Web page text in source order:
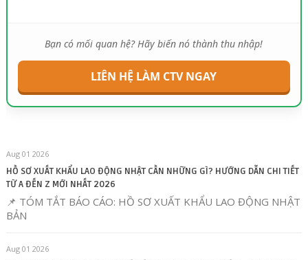
Bạn có mối quan hệ? Hãy biến nó thành thu nhập!
LIÊN HỆ LÀM CTV NGAY
Aug 01 2026
HỒ SƠ XUẤT KHẨU LAO ĐỘNG NHẬT CẦN NHỮNG GÌ? HƯỚNG DẪN CHI TIẾT
TỪ A ĐẾN Z MỚI NHẤT 2026
📌 TÓM TẮT BÁO CÁO: HỒ SƠ XUẤT KHẨU LAO ĐỘNG NHẬT
BẢN
Aug 01 2026